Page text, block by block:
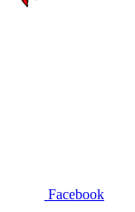
Facebook